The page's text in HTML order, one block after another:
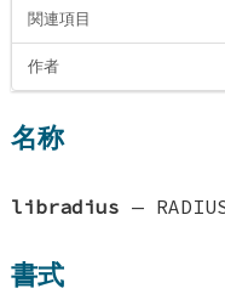
関連項目
作者
名称
libradius —
書式